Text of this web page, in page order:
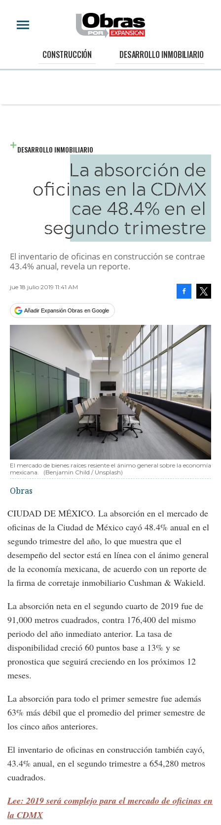
CONSTRUCCIÓN DESARROLLO INMOBILIARIO
DESARROLLO INMOBILIARIO
La absorción de
oficinas en la CDMX
cae 48.4% en el
segundo trimestre
El inventario de oficinas en construcción se contrae
43.4% anual, revela un reporte.
jue 18 julio 2019 11:41 AM
Añadir Expansión Obras en Google
El mercado de bienes raíces resiente el ánimo general sobre la economía
mexicana.
(Benjamin Child / Unsplash)
Obras
CIUDAD DE MÉXICO. La absorción en el mercado de
oficinas de la Ciudad de México cayó 48.4% anual en el
segundo trimestre del año, lo que muestra que el
desempeño del sector está en línea con el ánimo general
de la economía mexicana, de acuerdo con un reporte de
la firma de corretaje inmobiliario Cushman & Wakield.
La absorción neta en el segundo cuarto de 2019 fue de
91,000 metros cuadrados, contra 176,400 del mismo
periodo del año inmediato anterior. La tasa de
disponibilidad creció 60 puntos base a 13% y se
pronostica que seguirá creciendo en los próximos 12
meses.
La absorción para todo el primer semestre fue además
63% más débil que el promedio del primer semestre de
los cinco años anteriores.
El inventario de oficinas en construcción también cayó,
43.4% anual, en el segundo trimestre a 654,280 metros
cuadrados.
Lee: 2019 será complejo para el mercado de oficinas en
la CDMX